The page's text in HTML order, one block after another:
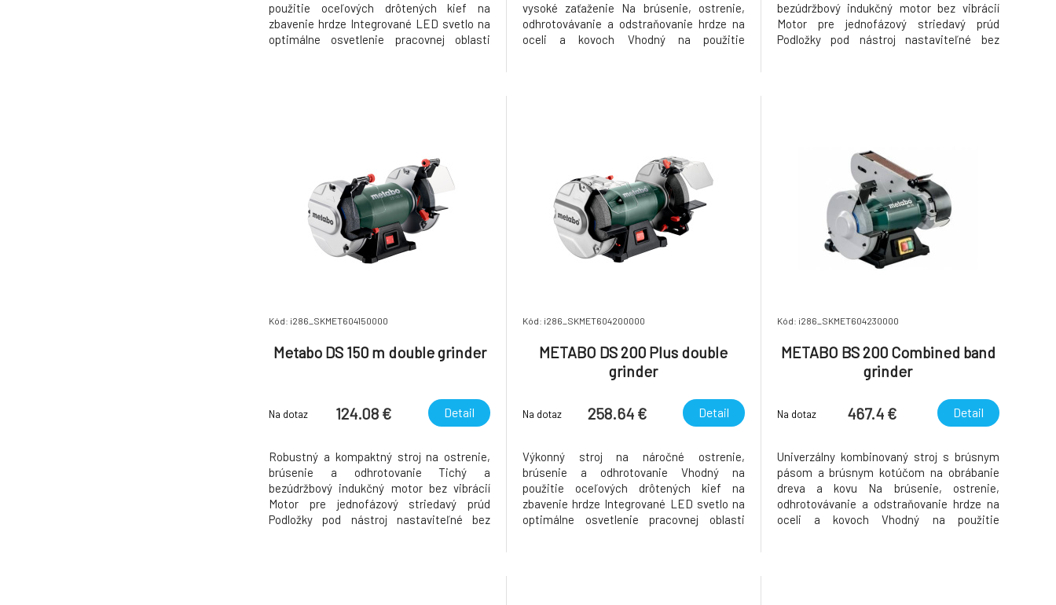
použitie oceľových drôtených kief na
zbavenie hrdze Integrované LED svetlo na
optimálne osvetlenie pracovnej oblasti
vysoké zaťaženie Na brúsenie, ostrenie,
odhrotovávanie a odstraňovanie hrdze na
oceli a kovoch Vhodný na použitie
bezúdržbový indukčný motor bez vibrácií
Motor pre jednofázový striedavý prúd
Podložky pod nástroj nastaviteľné bez
Kód: i286_SKMET604150000
Metabo DS 150 m double grinder
Na dotaz 124.08 € Detail
Robustný a kompaktný stroj na ostrenie,
brúsenie a odhrotovanie Tichý a
bezúdržbový indukčný motor bez vibrácií
Motor pre jednofázový striedavý prúd
Podložky pod nástroj nastaviteľné bez
Kód: i286_SKMET604200000
METABO DS 200 Plus double
grinder
Na dotaz 258.64 € Detail
Výkonný stroj na náročné ostrenie,
brúsenie a odhrotovanie Vhodný na
použitie oceľových drôtených kief na
zbavenie hrdze Integrované LED svetlo na
optimálne osvetlenie pracovnej oblasti
Kód: i286_SKMET604230000
METABO BS 200 Combined band
grinder
Na dotaz 467.4 € Detail
Univerzálny kombinovaný stroj s brúsnym
pásom a brúsnym kotúčom na obrábanie
dreva a kovu Na brúsenie, ostrenie,
odhrotovávanie a odstraňovanie hrdze na
oceli a kovoch Vhodný na použitie